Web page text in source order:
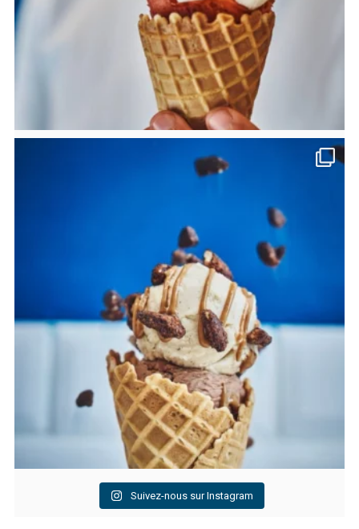
bricoleursdedouceurs
Juil 15
Suivez-nous sur Instagram